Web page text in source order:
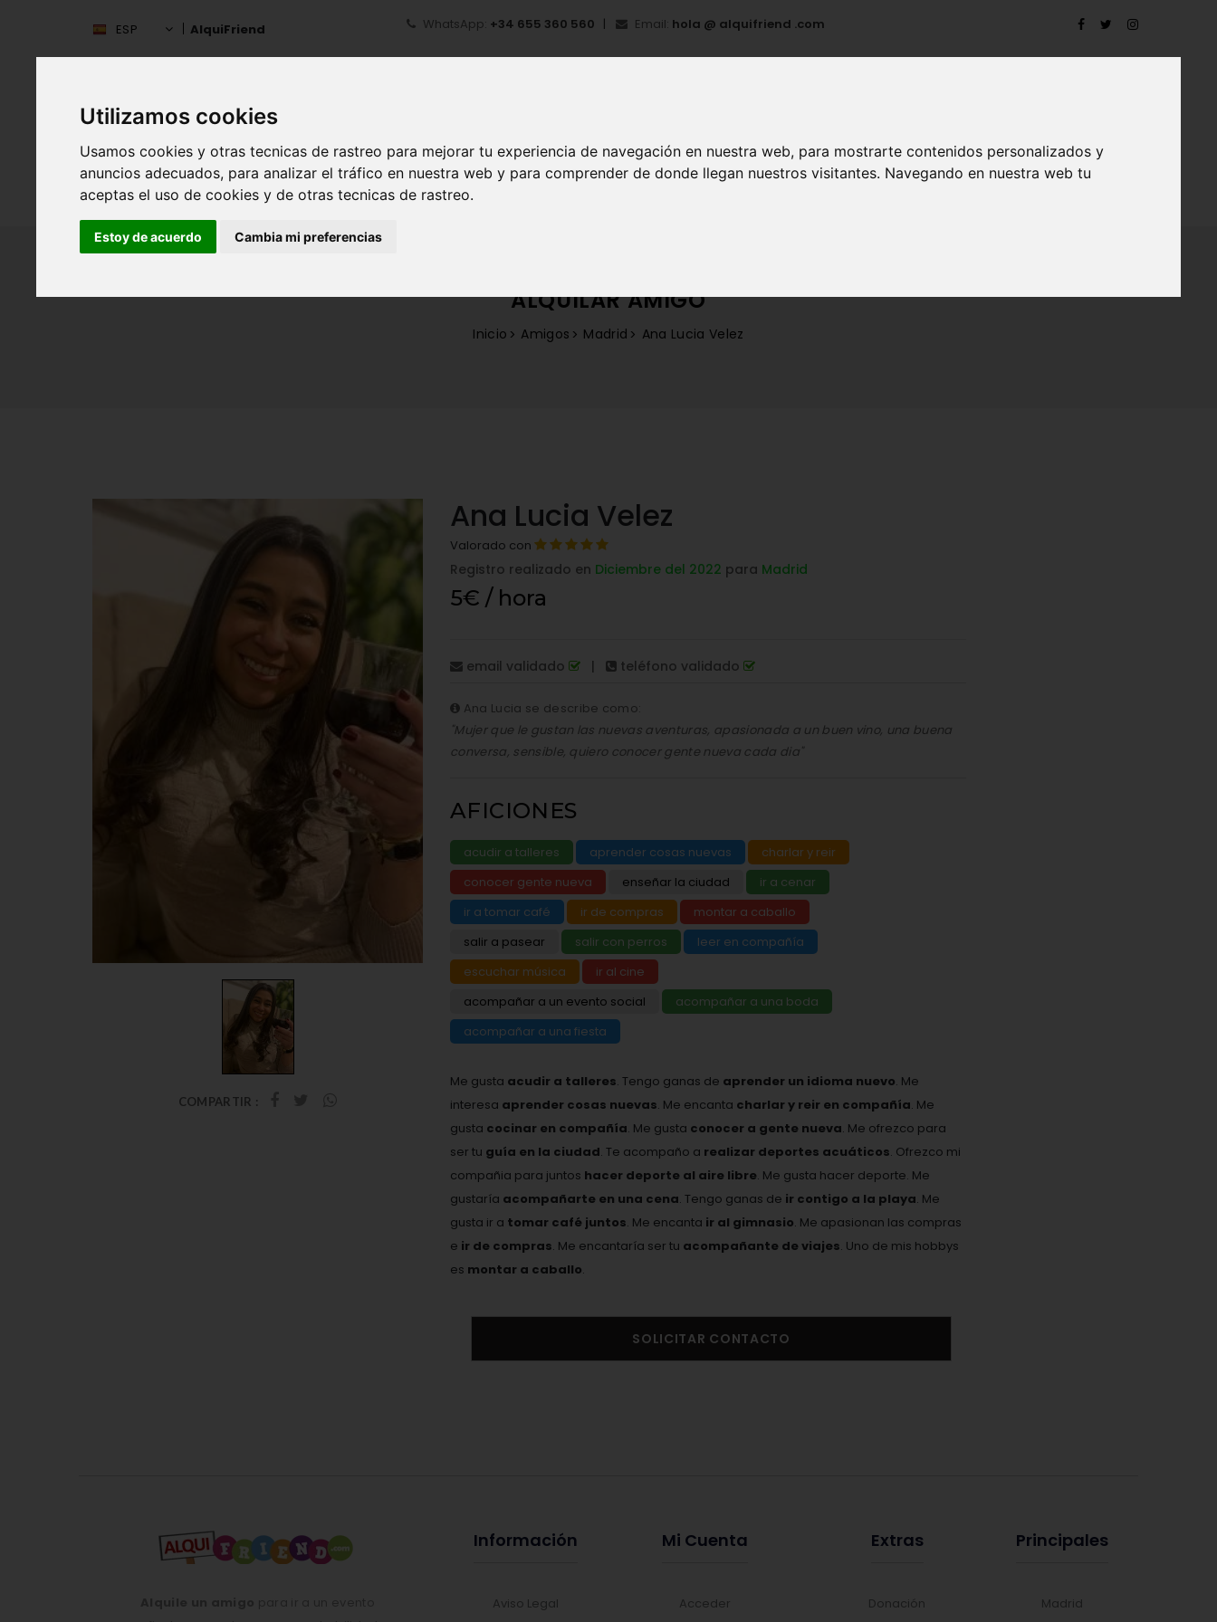
Utilizamos cookies
Usamos cookies y otras tecnicas de rastreo para mejorar tu experiencia de navegación en nuestra web, para mostrarte contenidos personalizados y
anuncios adecuados, para analizar el tráfico en nuestra web y para comprender de donde llegan nuestros visitantes. Navegando en nuestra web tu
aceptas el uso de cookies y de otras tecnicas de rastreo.
Estoy de acuerdo Cambia mi preferencias
ESP AlquiFriend WhatsApp: +34 655 360 560 Email: hola @ alquifriend .com
ESPAÑA INICIO ¿QUÉ ES ALQUIFRIEND?
ALQUILAR AMIGO
Inicio Amigos Madrid Ana Lucia Velez
COMPARTIR :
Ana Lucia Velez
Valorado con
Registro realizado en Diciembre del 2022 para Madrid
5€ / hora
email validado | teléfono validado
Ana Lucia se describe como:
"Mujer que le gustan las nuevas aventuras, apasionada a un buen vino, una buena
conversa, sensible, quiero conocer gente nueva cada dia"
AFICIONES
acudir a talleres aprender cosas nuevas
charlar y reir
conocer gente nueva
enseñar la ciudad
ir a cenar
ir a tomar café
ir de compras
montar a caballo
salir a pasear
salir con perros
leer en compañía
escuchar música
ir al cine
acompañar a un evento social
acompañar a una boda
acompañar a una fiesta
Me gusta acudir a talleres. Tengo ganas de aprender un idioma nuevo. Me
interesa aprender cosas nuevas. Me encanta charlar y reir en compañía. Me
gusta cocinar en compañía. Me gusta conocer a gente nueva. Me ofrezco para
ser tu guía en la ciudad. Te acompaño a realizar deportes acuáticos. Ofrezco mi
compañia para juntos hacer deporte al aire libre. Me gusta hacer deporte. Me
gustaría acompañarte en una cena. Tengo ganas de ir contigo a la playa. Me
gusta ir a tomar café juntos. Me encanta ir al gimnasio. Me apasionan las compras
e ir de compras. Me encantaría ser tu acompañante de viajes. Uno de mis hobbys
es montar a caballo.
SOLICITAR CONTACTO
Información
Aviso Legal
Mi Cuenta
Acceder
Extras
Donación
Principales
Madrid